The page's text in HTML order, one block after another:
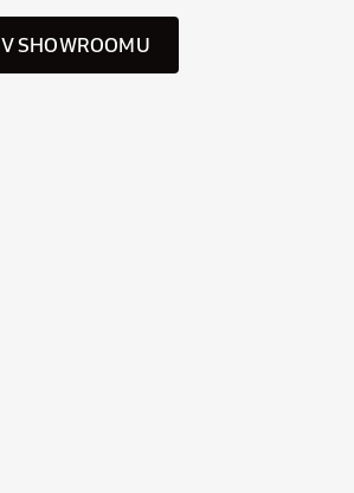
SHOWROOMU